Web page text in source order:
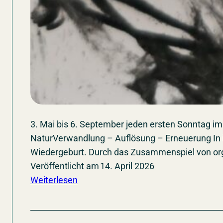
3. Mai bis 6. September jeden ersten Sonntag
NaturVerwandlung – Auflösung – Erneuerung
Wiedergeburt. Durch das Zusammenspiel von
Veröffentlicht am 14. April 2026
Weiterlesen